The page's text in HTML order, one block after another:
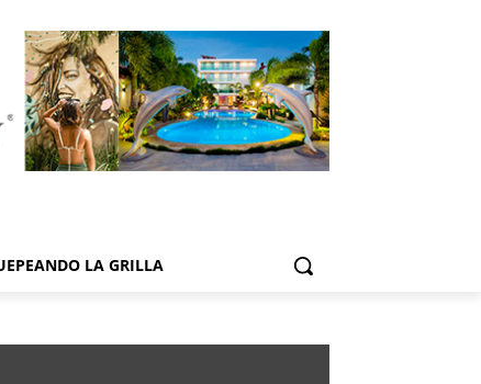
LA GRILLA